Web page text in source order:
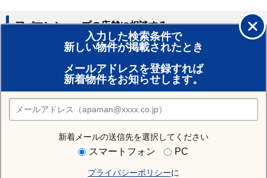
入力した検索条件で
新しい物件が掲載されたとき
メールアドレスを登録すれば
新着物件をお知らせします。
新着メールの送信先を選択してください
スマートフォン PC
プライバシーポリシーに
アパマンショップの店舗に相談する
賃貸のプロがお部屋探し！
おまかせ物件リクエスト
住みたい街の店舗を探す
店舗検索
住む街研究所で山形市の情報を見る